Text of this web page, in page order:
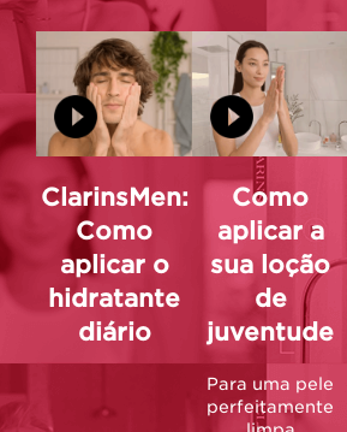
ClarinsMen:
Como
aplicar o
hidratante
diário
Como
aplicar a
sua loção
de
juventude
Para uma pele
perfeitamente